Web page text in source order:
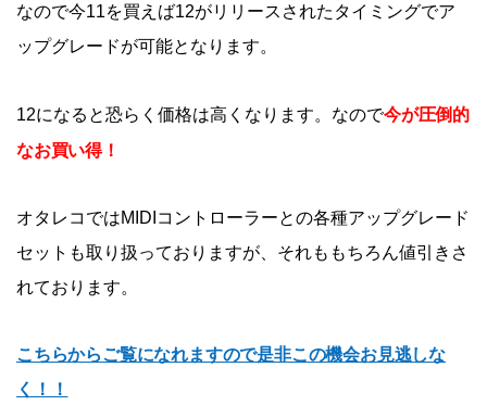
なので今11を買えば12がリリースされたタイミングでア
ップグレードが可能となります。
12になると恐らく価格は高くなります。なので今が圧倒的
なお買い得！
オタレコではMIDIコントローラーとの各種アップグレード
セットも取り扱っておりますが、それももちろん値引きさ
れております。
こちらからご覧になれますので是非この機会お見逃しな
く！！